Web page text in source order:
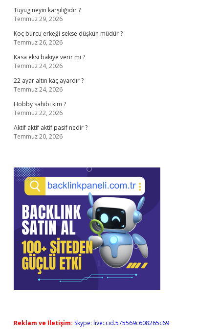
Tuyug neyin karşılığıdır ?
Temmuz 29, 2026
Koç burcu erkeği sekse düşkün müdür ?
Temmuz 26, 2026
Kasa eksi bakiye verir mi ?
Temmuz 24, 2026
22 ayar altın kaç ayardır ?
Temmuz 24, 2026
Hobby sahibi kim ?
Temmuz 22, 2026
Aktif aktif aktif pasif nedir ?
Temmuz 20, 2026
Reklam ve İletişim: Skype: live:.cid.575569c608265c69